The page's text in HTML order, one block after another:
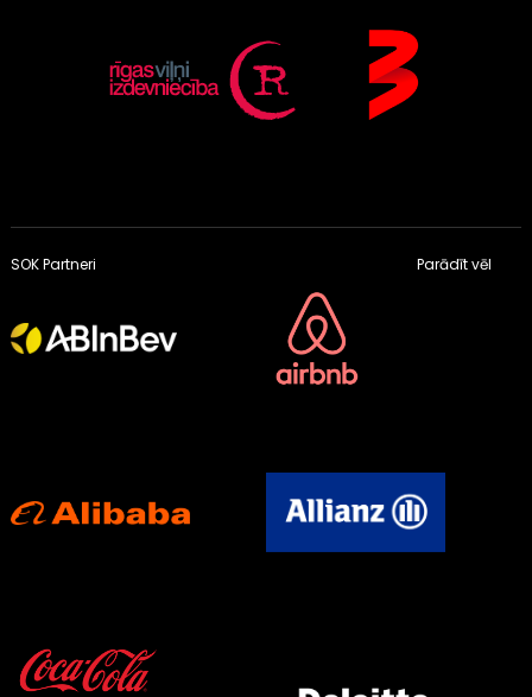
SOK Partneri Parādīt vēl